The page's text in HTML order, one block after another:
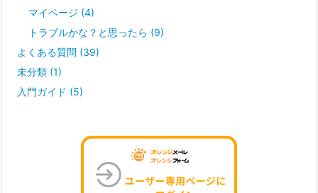
マイページ (4)
トラブルかな？と思ったら (9)
よくある質問 (39)
未分類 (1)
入門ガイド (5)